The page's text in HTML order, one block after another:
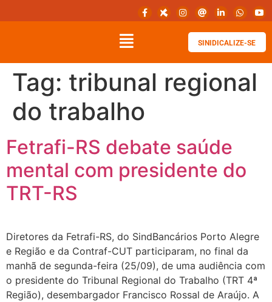
SINIDICALIZE-SE
Tag: tribunal regional
do trabalho
Fetrafi-RS debate saúde
mental com presidente do
TRT-RS
Diretores da Fetrafi-RS, do SindBancários Porto Alegre
e Região e da Contraf-CUT participaram, no final da
manhã de segunda-feira (25/09), de uma audiência com
o presidente do Tribunal Regional do Trabalho (TRT 4ª
Região), desembargador Francisco Rossal de Araújo. A